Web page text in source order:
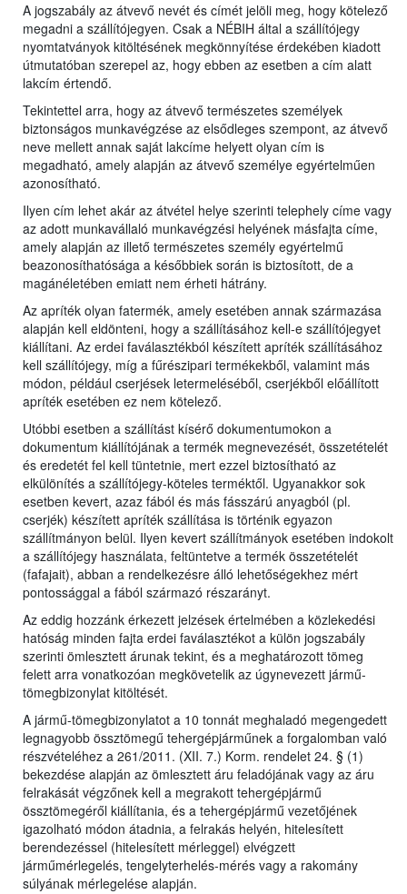
A jogszabály az átvevő nevét és címét jelöli meg, hogy kötelező
megadni a szállítójegyen. Csak a NÉBIH által a szállítójegy
nyomtatványok kitöltésének megkönnyítése érdekében kiadott
útmutatóban szerepel az, hogy ebben az esetben a cím alatt
lakcím értendő.
Tekintettel arra, hogy az átvevő természetes személyek
biztonságos munkavégzése az elsődleges szempont, az átvevő
neve mellett annak saját lakcíme helyett olyan cím is
megadható, amely alapján az átvevő személye egyértelműen
azonosítható.
Ilyen cím lehet akár az átvétel helye szerinti telephely címe vagy
az adott munkavállaló munkavégzési helyének másfajta címe,
amely alapján az illető természetes személy egyértelmű
beazonosíthatósága a későbbiek során is biztosított, de a
magánéletében emiatt nem érheti hátrány.
Az apríték olyan fatermék, amely esetében annak származása
alapján kell eldönteni, hogy a szállításához kell-e szállítójegyet
kiállítani. Az erdei faválasztékból készített apríték szállításához
kell szállítójegy, míg a fűrészipari termékekből, valamint más
módon, például cserjések letermeléséből, cserjékből előállított
apríték esetében ez nem kötelező.
Utóbbi esetben a szállítást kísérő dokumentumokon a
dokumentum kiállítójának a termék megnevezését, összetételét
és eredetét fel kell tüntetnie, mert ezzel biztosítható az
elkülönítés a szállítójegy-köteles terméktől. Ugyanakkor sok
esetben kevert, azaz fából és más fásszárú anyagból (pl.
cserjék) készített apríték szállítása is történik egyazon
szállítmányon belül. Ilyen kevert szállítmányok esetében indokolt
a szállítójegy használata, feltüntetve a termék összetételét
(fafajait), abban a rendelkezésre álló lehetőségekhez mért
pontossággal a fából származó részarányt.
Az eddig hozzánk érkezett jelzések értelmében a közlekedési
hatóság minden fajta erdei faválasztékot a külön jogszabály
szerinti ömlesztett árunak tekint, és a meghatározott tömeg
felett arra vonatkozóan megkövetelik az úgynevezett jármű-
tömegbizonylat kitöltését.
A jármű-tömegbizonylatot a 10 tonnát meghaladó megengedett
legnagyobb össztömegű tehergépjárműnek a forgalomban való
részvételéhez a 261/2011. (XII. 7.) Korm. rendelet 24. § (1)
bekezdése alapján az ömlesztett áru feladójának vagy az áru
felrakását végzőnek kell a megrakott tehergépjármű
össztömegéről kiállítania, és a tehergépjármű vezetőjének
igazolható módon átadnia, a felrakás helyén, hitelesített
berendezéssel (hitelesített mérleggel) elvégzett
járműmérlegelés, tengelyterhelés-mérés vagy a rakomány
súlyának mérlegelése alapján.